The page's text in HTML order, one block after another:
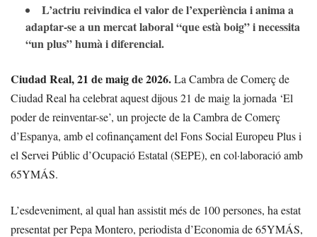
L’actriu reivindica el valor de l’experiència i anima a
adaptar-se a un mercat laboral “que està boig” i necessita
“un plus” humà i diferencial.
Ciudad Real, 21 de maig de 2026.La Cambra de Comerç de
Ciudad Real ha celebrat aquest dijous 21 de maig la jornada ‘El
poder de reinventar-se’, un projecte de la Cambra de Comerç
d’Espanya, amb el cofinançament del Fons Social Europeu Plus i
el Servei Públic d’Ocupació Estatal (SEPE), en col·laboració amb
65YMÁS.
L’esdeveniment, al qual han assistit més de 100 persones, ha estat
presentat per Pepa Montero, periodista d’Economia de 65YMÁS,